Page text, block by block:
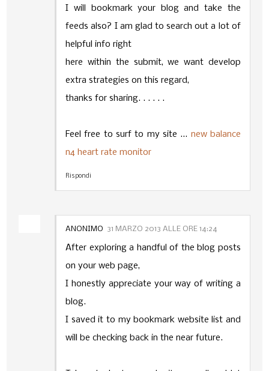
I will bookmark your blog and take the
feeds also? I am glad to search out a lot of
helpful info right
here within the submit, we want develop
extra strategies on this regard,
thanks for sharing. . . . . .
Feel free to surf to my site ... new balance
n4 heart rate monitor
Rispondi
ANONIMO 31 MARZO 2013 ALLE ORE 14:24
After exploring a handful of the blog posts
on your web page,
I honestly appreciate your way of writing a
blog.
I saved it to my bookmark website list and
will be checking back in the near future.